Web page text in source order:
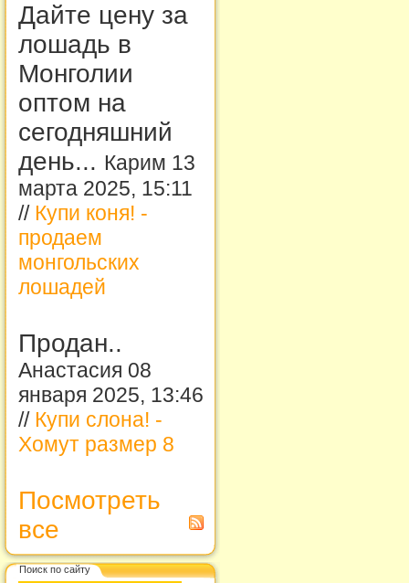
Дайте цену за
лошадь в
Монголии
оптом на
сегодняшний
день... Карим 13
марта 2025, 15:11
// Купи коня! -
продаем
монгольских
лошадей
Продан..
Анастасия 08
января 2025, 13:46
// Купи слона! -
Хомут размер 8
Посмотреть
все
Поиск по сайту